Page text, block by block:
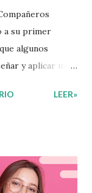
a su primer
algunos
y aplicar una
consta de
ya
LEER»